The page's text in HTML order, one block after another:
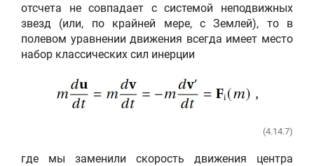
отсчета не совпадает с системой неподвижных
звезд (или, по крайней мере, с Землей), то в
полевом уравнении движения всегда имеет место
набор классических сил инерции
(4.14.7)
где мы заменили скорость движения центра